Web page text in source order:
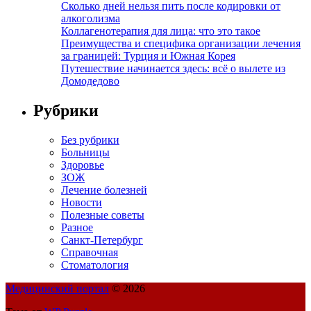
Сколько дней нельзя пить после кодировки от
алкоголизма
Коллагенотерапия для лица: что это такое
Преимущества и специфика организации лечения
за границей: Турция и Южная Корея
Путешествие начинается здесь: всё о вылете из
Домодедово
Рубрики
Без рубрики
Больницы
Здоровье
ЗОЖ
Лечение болезней
Новости
Полезные советы
Разное
Санкт-Петербург
Справочная
Стоматология
Медицинский портал © 2026